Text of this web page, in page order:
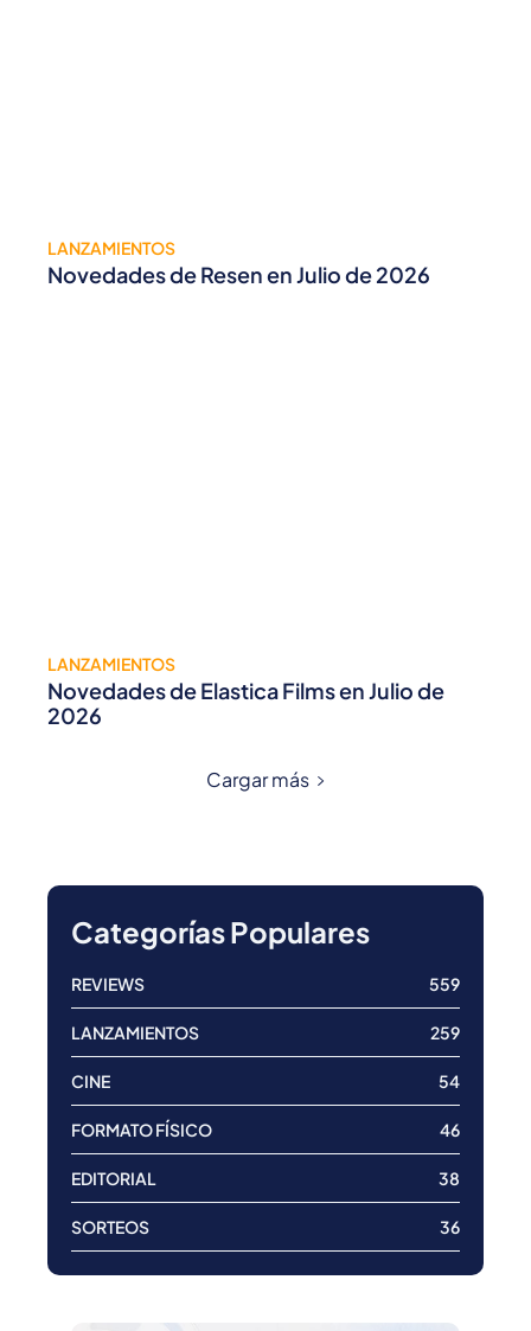
LANZAMIENTOS
Novedades de Resen en Julio de 2026
LANZAMIENTOS
Novedades de Elastica Films en Julio de
2026
Cargar más
Categorías Populares
REVIEWS 559
LANZAMIENTOS 259
CINE 54
FORMATO FÍSICO 46
EDITORIAL 38
SORTEOS 36